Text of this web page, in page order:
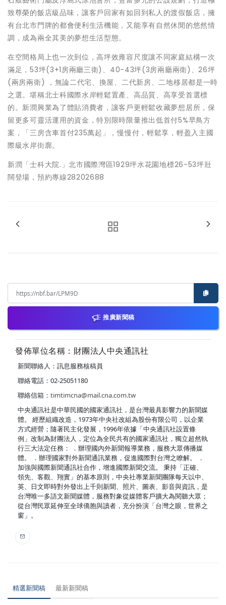
致尊榮的飯店級品味，讓客戶回家有如回到私人的渡假飯店，擁
有台北市門牌的都會便利生活機能，又能享有自然休閒的悠然情
調，成為兩全其美的夢想生活型態。
在空間格局上也一次到位，高坪效雍容尺度讓不同家庭結構一次
滿足，53坪(3+1房兩廳三衛)、40-43坪(3房兩廳兩衛)、26坪
(兩房兩衛) ，無論二代宅、換屋、二代新房、二地移居都是一時
之選。堪稱北士科國際水岸輕鬆置產、高品質、高享受首選標
的。新潤興業為了體貼消費者，讓客戶更輕鬆收藏夢想居所，保
留更多可靈活運用的資金，特別限時限量推出低首付5%早鳥方
案，「三房含車首付235萬起」，慢慢付，輕鬆享，輕盈入主國
際級水岸街廓。
新潤「士科大院.」北市國際灣區1929坪水花園地標26-53坪壯
闊登場，預約專線28202688
推廣新聞稿
發佈單位名稱：財團法人中央通訊社
新聞聯絡人：訊息服務核稿員
聯絡電話：02-25051180
聯絡信箱： timtimcna@mail.cna.com.tw
中央通訊社是中華民國的國家通訊社，是台灣最具影響力的新聞媒
體。 經歷組織改造，1973年中央社改組為股份有限公司，以企業
方式經營；隨著民主化發展，1996年依據「中央通訊社設置條
例」改制為財團法人，定位為全民共有的國家通訊社，獨立超然執
行三大法定任務： ．辦理國內外新聞報導業務，服務大眾傳播媒
體。 ．辦理國家對外新聞通訊業務，促進國際對台灣之瞭解。 ．
加強與國際新聞通訊社合作，增進國際新聞交流。 秉持「正確、
領先、客觀、翔實」的基本原則，中央社專業新聞團隊每天以中、
英、日文即時對外發出上千則新聞、照片、圖表、影音與資訊，是
台灣唯一多語文新聞媒體，服務對象從媒體客戶擴大為閱聽大眾；
從台灣民眾延伸至全球僑胞與讀者，充分扮演「台灣之眼，世界之
窗」。
精選新聞稿 最新新聞稿